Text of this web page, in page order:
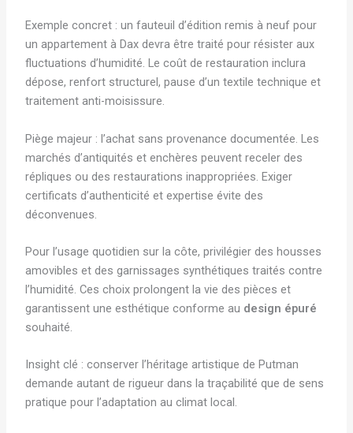
Exemple concret : un fauteuil d’édition remis à neuf pour
un appartement à Dax devra être traité pour résister aux
fluctuations d’humidité. Le coût de restauration inclura
dépose, renfort structurel, pause d’un textile technique et
traitement anti-moisissure.
Piège majeur : l’achat sans provenance documentée. Les
marchés d’antiquités et enchères peuvent receler des
répliques ou des restaurations inappropriées. Exiger
certificats d’authenticité et expertise évite des
déconvenues.
Pour l’usage quotidien sur la côte, privilégier des housses
amovibles et des garnissages synthétiques traités contre
l’humidité. Ces choix prolongent la vie des pièces et
garantissent une esthétique conforme au design épuré
souhaité.
Insight clé : conserver l’héritage artistique de Putman
demande autant de rigueur dans la traçabilité que de sens
pratique pour l’adaptation au climat local.